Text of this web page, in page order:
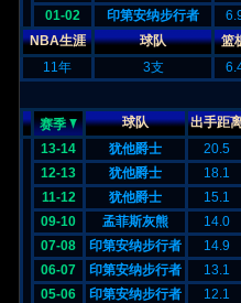
01-02
印第安纳步行者
NBA生涯
球队 篮
11年
3支
赛季 球队 出手距
13-14
犹他爵士 20.5
12-13
犹他爵士 18.1
11-12
犹他爵士 15.1
09-10
孟菲斯灰熊 14.0
07-08
印第安纳步行者 14.9
06-07
印第安纳步行者 13.1
05-06
印第安纳步行者 12.1